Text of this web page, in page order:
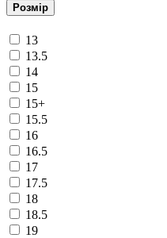
Розмір
13
13.5
14
15
15+
15.5
16
16.5
17
17.5
18
18.5
19